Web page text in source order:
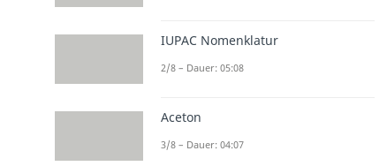
IUPAC Nomenklatur
2/8 – Dauer: 05:08
Aceton
3/8 – Dauer: 04:07